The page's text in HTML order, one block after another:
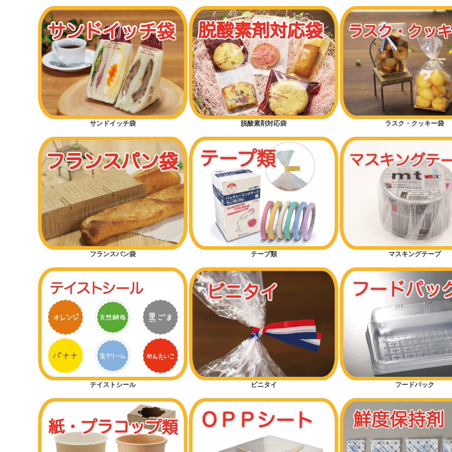
ドッグパン
菓子パン（保湿が必要なパン）
クロワッサン
カンパーニュ（大きいパン）
細長パン
カレーパン
ハードパン
サンドイッチ
マリトッツォ
ミルクパン
シフォンケーキ
半斤用サイズから探す
1斤用サイズから探す
サンドイッチ袋 脱酸素剤対応袋 ラスク・クッキー袋
フランスパン袋 テープ類 マスキングテープ
テイストシール ビニタイ フードパック